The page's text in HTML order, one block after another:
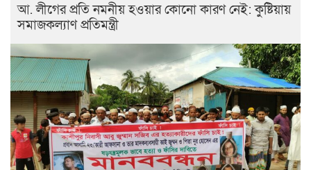
আ. লীগের প্রতি নমনীয় হওয়ার কোনো কারণ নেই: কুষ্টিয়ায়
সমাজকল্যাণ প্রতিমন্ত্রী